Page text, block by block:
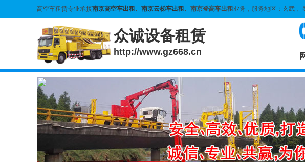
高空车租赁专业承接南京高空车出租、 南京云梯车出租、南京登高车出租业务，服务地区：玄武 、
众诚设备租赁
http://www.gz668.cn